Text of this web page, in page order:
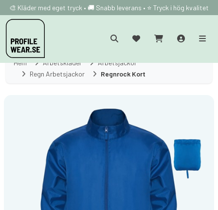
🎨 Kläder med eget tryck • 🚚 Snabb leverans • ⭐ Tryck i hög kvalitet
Hem Arbetskläder
Arbetsjackor
Regn Arbetsjackor
Regnrock Kort